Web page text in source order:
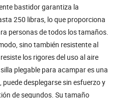
bastidor garantiza la
250 libras, lo que proporciona
personas de todos los tamaños.
sino también resistente al
los rigores del uso al aire
plegable para acampar es una
desplegarse sin esfuerzo y
de segundos. Su tamaño